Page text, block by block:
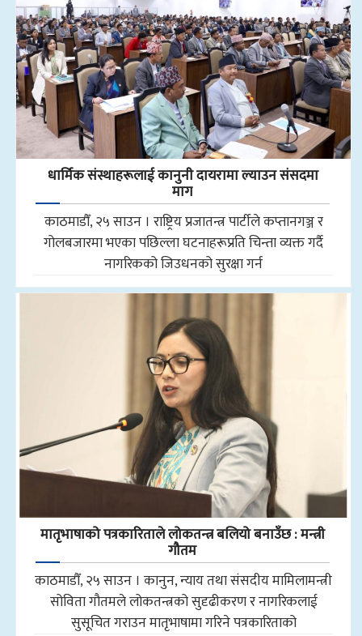
धार्मिक संस्थाहरूलाई कानुनी दायरामा ल्याउन संसदमा
माग
काठमाडौँ, २५ साउन । राष्ट्रिय प्रजातन्त्र पार्टीले कप्तानगञ्ज र
गोलबजारमा भएका पछिल्ला घटनाहरूप्रति चिन्ता व्यक्त गर्दै
नागरिकको जिउधनको सुरक्षा गर्न
मातृभाषाको पत्रकारिताले लोकतन्त्र बलियो बनाउँछ : मन्त्री
गौतम
काठमाडौँ, २५ साउन । कानुन, न्याय तथा संसदीय मामिलामन्त्री
सोविता गौतमले लोकतन्त्रको सुदृढीकरण र नागरिकलाई
सुसूचित गराउन मातृभाषामा गरिने पत्रकारिताको